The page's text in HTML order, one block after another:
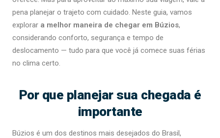
pena planejar o trajeto com cuidado. Neste guia, vamos
explorar a melhor maneira de chegar em Búzios,
considerando conforto, segurança e tempo de
deslocamento — tudo para que você já comece suas férias
no clima certo.
Por que planejar sua chegada é
importante
Búzios é um dos destinos mais desejados do Brasil,